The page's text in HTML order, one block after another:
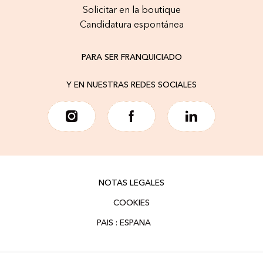
Solicitar en la boutique
Candidatura espontánea
PARA SER FRANQUICIADO
Y EN NUESTRAS REDES SOCIALES
NOTAS LEGALES
COOKIES